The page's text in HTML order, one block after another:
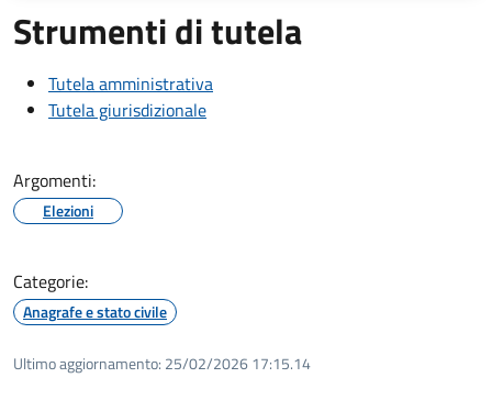
Strumenti di tutela
Tutela amministrativa
Tutela giurisdizionale
Argomenti:
Elezioni
Categorie:
Anagrafe e stato civile
Ultimo aggiornamento: 25/02/2026 17:15.14